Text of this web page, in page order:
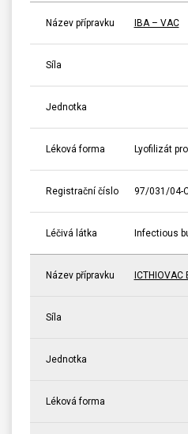
Název přípravku IBA – VAC
Síla
Jednotka
Léková forma Lyofilizát
Registrační číslo 97/031/04-
Léčivá látka Infectious
Název přípravku ICTHIOVAC
Síla
Jednotka
Léková forma